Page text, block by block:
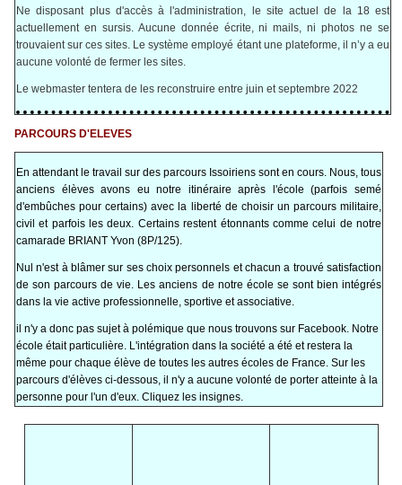
Ne disposant plus d'accès à l'administration, le site actuel de la 18 est
actuellement en sursis. Aucune donnée écrite, ni mails, ni photos ne se
trouvaient sur ces sites. Le système employé étant une plateforme, il n’y a eu
aucune volonté de fermer les sites.
Le webmaster tentera de les reconstruire entre juin et septembre 2022
PARCOURS D'ELEVES
En attendant le travail sur des parcours Issoiriens sont en cours. Nous, tous
anciens élèves avons eu notre itinéraire après l'école (parfois semé
d'embûches pour certains) avec la liberté de choisir un parcours militaire,
civil et parfois les deux. Certains restent étonnants comme celui de notre
camarade BRIANT Yvon (8P/125).
Nul n'est à blâmer sur ses choix personnels et chacun a trouvé satisfaction
de son parcours de vie. Les anciens de notre école se sont bien intégrés
dans la vie active professionnelle, sportive et associative.
il n'y a donc pas sujet à polémique que nous trouvons sur Facebook. Notre
école était particulière. L'intégration dans la société a été et restera la
même pour chaque élève de toutes les autres écoles de France. Sur les
parcours d'élèves ci-dessous, il n'y a aucune volonté de porter atteinte à la
personne pour l'un d'eux. Cliquez les insignes.